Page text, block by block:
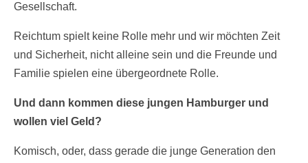
Gesellschaft.
Reichtum spielt keine Rolle mehr und wir möchten Zeit
und Sicherheit, nicht alleine sein und die Freunde und
Familie spielen eine übergeordnete Rolle.
Und dann kommen diese jungen Hamburger und
wollen viel Geld?
Komisch, oder, dass gerade die junge Generation den